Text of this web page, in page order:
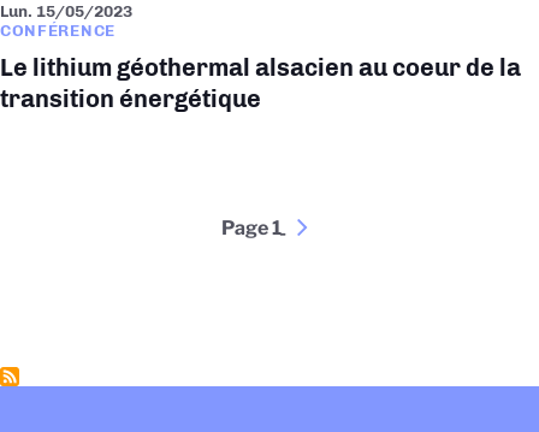
Lun. 15/05/2023
CONFÉRENCE
Le lithium géothermal alsacien au coeur de la
transition énergétique
Page 1
Page
››